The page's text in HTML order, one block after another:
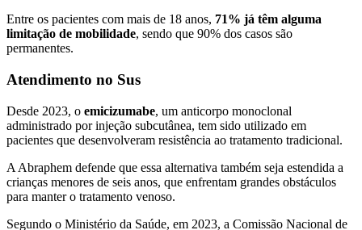
Entre os pacientes com mais de 18 anos, 71% já têm alguma
limitação de mobilidade, sendo que 90% dos casos são
permanentes.
Atendimento no Sus
Desde 2023, o emicizumabe, um anticorpo monoclonal
administrado por injeção subcutânea, tem sido utilizado em
pacientes que desenvolveram resistência ao tratamento tradicional.
A Abraphem defende que essa alternativa também seja estendida a
crianças menores de seis anos, que enfrentam grandes obstáculos
para manter o tratamento venoso.
Segundo o Ministério da Saúde, em 2023, a Comissão Nacional de